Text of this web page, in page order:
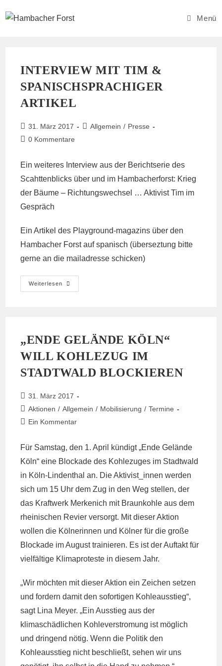
Inhalt
Menü
INTERVIEW MIT TIM &
SPANISCHSPRACHIGER
ARTIKEL
Beitrag
veröffentlicht:
31. März 2017
Beitrags-
Allgemein / Presse
Beitrags-
0 Kommentare
Ein weiteres Interview aus der Berichtserie des
Scahttenblicks über und im Hambacherforst: Krieg
der Bäume – Richtungswechsel … Aktivist Tim im
Gespräch
EinArtikel des Playground-magazins über den
Hambacher Forst auf spanisch (überseztung bitte
gerne an die mailadresse schicken)
Weiterlesen
Interview
Mit
„ENDE GELÄNDE KÖLN“
WILL KOHLEZUG IM
STADTWALD BLOCKIEREN
Beitrag
veröffentlicht:
31. März 2017
Beitrags-
Kategorie:
Aktionen / Allgemein / Mobilisierung / Termine
Beitrags-
Ein Kommentar
Für Samstag, den 1. April kündigt „Ende Gelände
Köln“ eine Blockade des Kohlezuges im Stadtwald
in Köln-Lindenthal an. Die Aktivist_innen werden
sich um 15 Uhr dem Zug in den Weg stellen, der
das Kraftwerk Merkenich mit Braunkohle aus dem
rheinischen Revier versorgt. Mit dieser Aktion
wollen die Kölnerinnen und Kölner für die große
Blockade im August trainieren. Es ist der Auftakt für
vielfältige Klimaproteste in diesem Jahr.
„Wir möchten mit dieser Aktion ein Zeichen setzen
und fordern damit den sofortigen Kohleausstieg“,
sagt Lina Meyer. „Ein Ausstieg aus der
klimaschädlichen Kohleverstromung ist möglich
und dringend nötig. Wenn die Politik den
Kohleausstieg nicht beschließt, sehen wir uns